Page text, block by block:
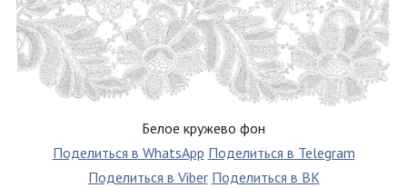
Белое кружево фон
Поделиться в WhatsApp Поделиться в Telegram
Поделиться в Viber Поделиться в ВК